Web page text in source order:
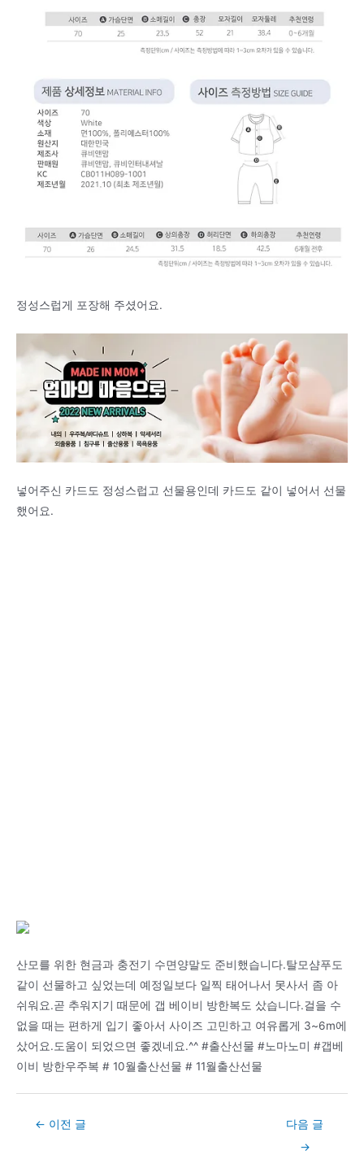
정성스럽게 포장해 주셨어요.
넣어주신 카드도 정성스럽고 선물용인데 카드도 같이 넣어서 선물
했어요.
산모를 위한 현금과 충전기 수면양말도 준비했습니다.탈모샴푸도
같이 선물하고 싶었는데 예정일보다 일찍 태어나서 못사서 좀 아
쉬워요.곧 추워지기 때문에 갭 베이비 방한복도 샀습니다.걸을 수
없을 때는 편하게 입기 좋아서 사이즈 고민하고 여유롭게 3~6m에
샀어요.도움이 되었으면 좋겠네요.^^ #출산선물 #노마노미 #갭베
이비 방한우주복 # 10월출산선물 # 11월출산선물
Post← 이전 글
다음 글
→